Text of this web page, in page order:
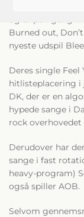
(trommer), har
og er pt. i gang
Burned out,
nyeste udspil
Deres single
hitlisteplacering i
DK, der er en
hypede sange i
rock
Derudover har
sange i fast
heavy-program)
også spiller AOB.
Selvom